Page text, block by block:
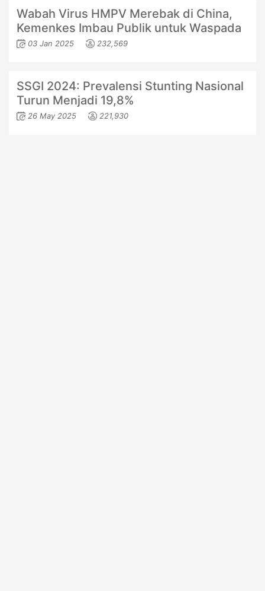
Wabah Virus HMPV Merebak di China,
Kemenkes Imbau Publik untuk Waspada
03 Jan 2025 232,569
SSGI 2024: Prevalensi Stunting Nasional
Turun Menjadi 19,8%
26 May 2025 221,930